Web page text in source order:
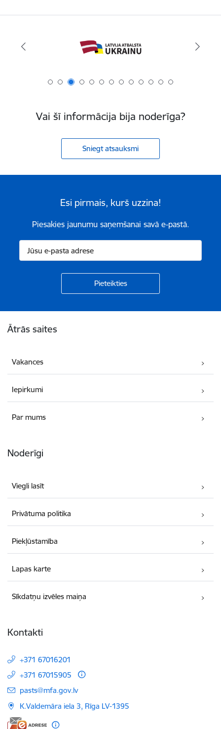
Vai šī informācija bija noderīga?
Sniegt atsauksmi
Esi pirmais, kurš uzzina!
Piesakies jaunumu saņemšanai savā e-pastā.
Ātrās saites
Vakances
Iepirkumi
Par mums
Noderīgi
Viegli lasīt
Privātuma politika
Piekļūstamība
Lapas karte
Sīkdatņu izvēles maiņa
Kontakti
+371 67016201
+371 67015905
E-pasts:
pasts@mfa.gov.lv
K.Valdemāra iela 3, Rīga LV-1395